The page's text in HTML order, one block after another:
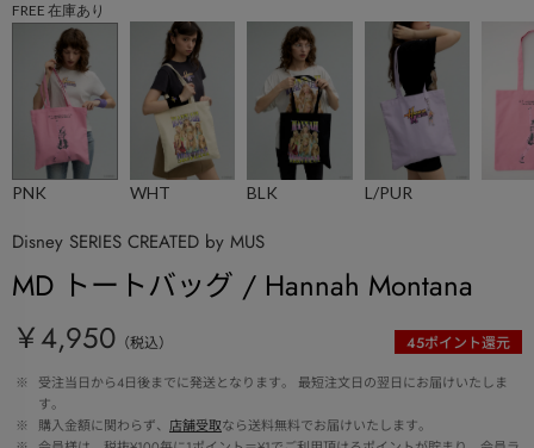
FREE 在庫あり
PNK WHT BLK L/PUR
Disney SERIES CREATED by MUS
MD トートバッグ / Hannah Montana
￥4,950 （税込） 45ポイント還元
※
受注当日から4日後までに発送となります。 最短注文日の翌日にお届けいたしま
す。
※
購入金額に関わらず、 店舗受取なら送料無料でお届けいたします。